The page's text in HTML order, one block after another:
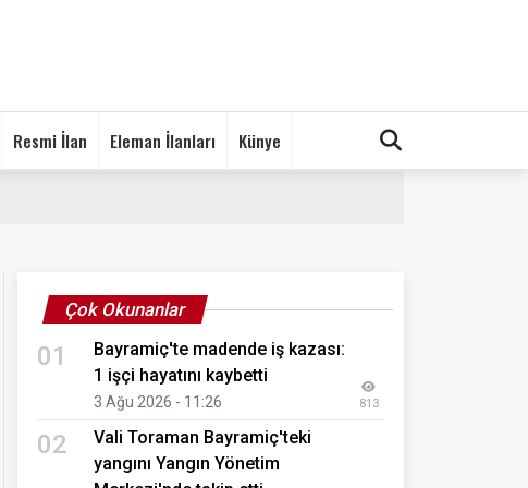
Resmi İlan Eleman İlanları Künye
Çok Okunanlar
01
Bayramiç'te madende iş kazası:
1 işçi hayatını kaybetti
3 Ağu 2026 - 11:26 813
02
Vali Toraman Bayramiç'teki
yangını Yangın Yönetim